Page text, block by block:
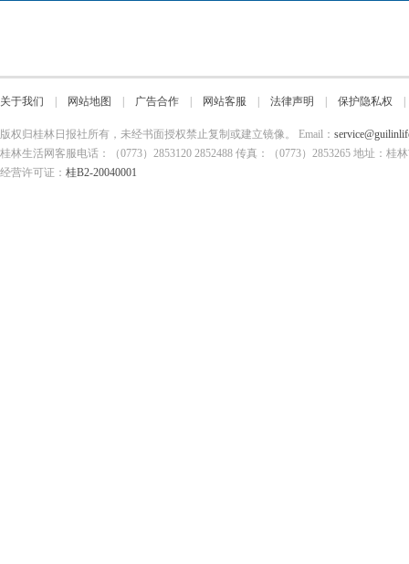
关于我们 网站地图 广告合作 网站客服 法律声明 保护隐私权
版权归桂林日报社所有，未经书面授权禁止复制或建立镜像。 Email：
桂林生活网客服电话：（0773）2853120 2852488 传真：（0773）2853265 地址：
经营许可证： 桂B2-20040001